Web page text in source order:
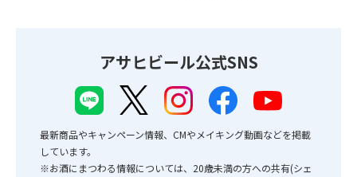
アサヒビール公式SNS
最新商品やキャンペーン情報、CMやメイキング動画などを掲載
しています。
※お酒にまつわる情報については、20歳未満の方への共有(シェ